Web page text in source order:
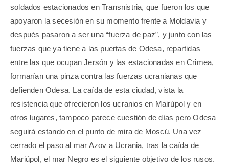
soldados estacionados en Transnistria, que fueron los que
apoyaron la secesión en su momento frente a Moldavia y
después pasaron a ser una “fuerza de paz”, y junto con las
fuerzas que ya tiene a las puertas de Odesa, repartidas
entre las que ocupan Jersón y las estacionadas en Crimea,
formarían una pinza contra las fuerzas ucranianas que
defienden Odesa. La caída de esta ciudad, vista la
resistencia que ofrecieron los ucranios en Mairúpol y en
otros lugares, tampoco parece cuestión de días pero Odesa
seguirá estando en el punto de mira de Moscú. Una vez
cerrado el paso al mar Azov a Ucrania, tras la caída de
Mariúpol, el mar Negro es el siguiente objetivo de los rusos.